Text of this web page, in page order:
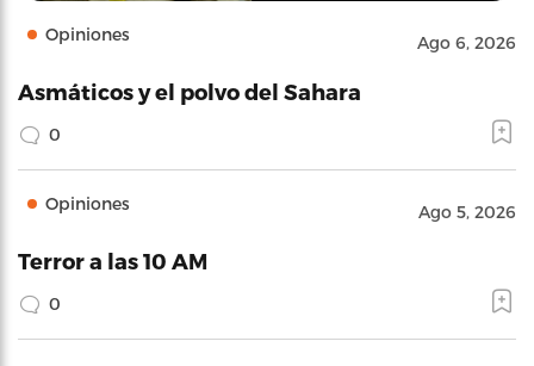
Opiniones Ago 6, 2026
Asmáticos y el polvo del Sahara
0
Opiniones Ago 5, 2026
Terror a las 10 AM
0